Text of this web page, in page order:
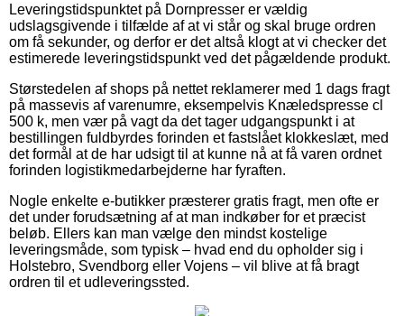
Leveringstidspunktet på Dornpresser er vældig
udslagsgivende i tilfælde af at vi står og skal bruge ordren
om få sekunder, og derfor er det altså klogt at vi checker det
estimerede leveringstidspunkt ved det pågældende produkt.
Størstedelen af shops på nettet reklamerer med 1 dags fragt
på massevis af varenumre, eksempelvis Knæledspresse cl
500 k, men vær på vagt da det tager udgangspunkt i at
bestillingen fuldbyrdes forinden et fastslået klokkeslæt, med
det formål at de har udsigt til at kunne nå at få varen ordnet
forinden logistikmedarbejderne har fyraften.
Nogle enkelte e-butikker præsterer gratis fragt, men ofte er
det under forudsætning af at man indkøber for et præcist
beløb. Ellers kan man vælge den mindst kostelige
leveringsmåde, som typisk – hvad end du opholder sig i
Holstebro, Svendborg eller Vojens – vil blive at få bragt
ordren til et udleveringssted.